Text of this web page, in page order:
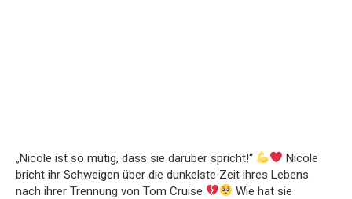
„Nicole ist so mutig, dass sie darüber spricht!“
Nicole
bricht ihr Schweigen über die dunkelste Zeit ihres Lebens
nach ihrer Trennung von Tom Cruise
Wie hat sie